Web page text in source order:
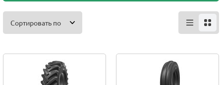
Сортировать по